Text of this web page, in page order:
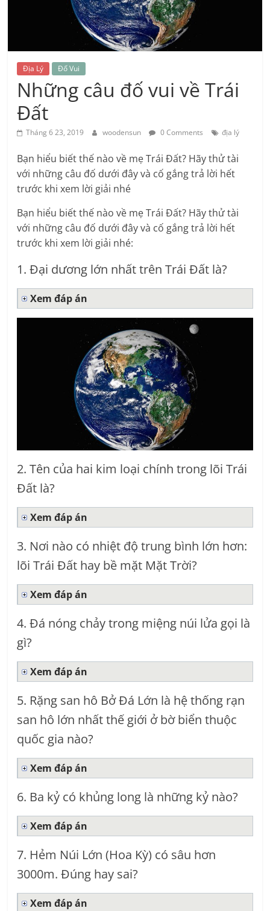
thức
Chia
kiến
thức
khoa
đời
sống
Địa Lý Đố Vui
Những câu đố vui về Trái
Đất
Tháng 6 23, 2019 woodensun 0 Comments địa lý
Bạn hiểu biết thế nào về mẹ Trái Đất? Hãy thử tài
với những câu đố dưới đây và cố gắng trả lời hết
trước khi xem lời giải nhé
Bạn hiểu biết thế nào về mẹ Trái Đất? Hãy thử tài
với những câu đố dưới đây và cố gắng trả lời hết
trước khi xem lời giải nhé:
1. Đại dương lớn nhất trên Trái Đất là?
Xem đáp án
2. Tên của hai kim loại chính trong lõi Trái
Đất là?
Xem đáp án
3. Nơi nào có nhiệt độ trung bình lớn hơn:
lõi Trái Đất hay bề mặt Mặt Trời?
Xem đáp án
4. Đá nóng chảy trong miệng núi lửa gọi là
gì?
Xem đáp án
5. Rặng san hô Bở Đá Lớn là hệ thống rạn
san hô lớn nhất thế giới ở bờ biển thuộc
quốc gia nào?
Xem đáp án
6. Ba kỷ có khủng long là những kỷ nào?
Xem đáp án
7. Hẻm Núi Lớn (Hoa Kỳ) có sâu hơn
3000m. Đúng hay sai?
Xem đáp án